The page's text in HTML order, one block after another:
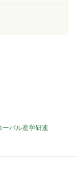
バル産学研連